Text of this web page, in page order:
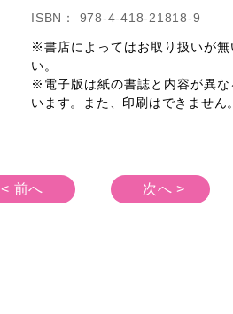
ISBN： 978-4-418-21818-9
※書店によってはお取り扱いが
い。
※電子版は紙の書誌と内容が異
います。また、印刷はできません
< 前へ 次へ >